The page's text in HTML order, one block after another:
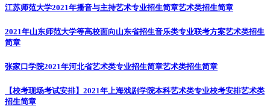
江苏师范大学2021年播音与主持艺术专业招生简章艺术类招生简章
2021年山东师范大学等高校面向山东省招生音乐类专业联考方案艺术类招生
简章
张家口学院2021年河北省艺术类专业招生简章艺术类招生简章
【校考现场考试安排】2021年上海戏剧学院本科艺术类专业校考安排艺术类
招生简章